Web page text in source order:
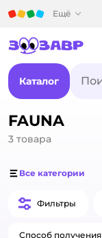
Ещё
Каталог
FAUNA
3 товара
Все категории
Фильтры
Способ получения